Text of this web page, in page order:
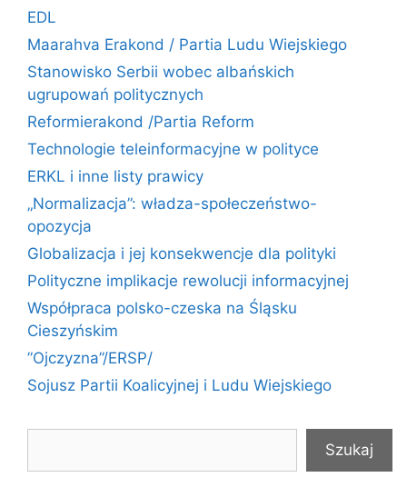
EDL
Maarahva Erakond / Partia Ludu Wiejskiego
Stanowisko Serbii wobec albańskich
ugrupowań politycznych
Reformierakond /Partia Reform
Technologie teleinformacyjne w polityce
ERKL i inne listy prawicy
„Normalizacja”: władza-społeczeństwo-
opozycja
Globalizacja i jej konsekwencje dla polityki
Polityczne implikacje rewolucji informacyjnej
Współpraca polsko-czeska na Śląsku
Cieszyńskim
”Ojczyzna”/ERSP/
Sojusz Partii Koalicyjnej i Ludu Wiejskiego
Szukaj